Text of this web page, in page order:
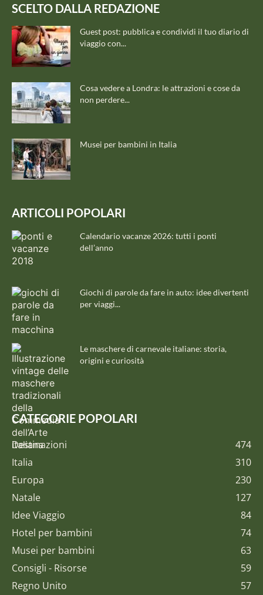
SCELTO DALLA REDAZIONE
Guest post: pubblica e condividi il tuo diario di
viaggio con...
Cosa vedere a Londra: le attrazioni e cose da
non perdere...
Musei per bambini in Italia
ARTICOLI POPOLARI
Calendario vacanze 2026: tutti i ponti
dell’anno
Giochi di parole da fare in auto: idee divertenti
per viaggi...
Le maschere di carnevale italiane: storia,
origini e curiosità
CATEGORIE POPOLARI
Destinazioni
474
Italia
310
Europa
230
Natale
127
Idee Viaggio
84
Hotel per bambini
74
Musei per bambini
63
Consigli - Risorse
59
Regno Unito
57